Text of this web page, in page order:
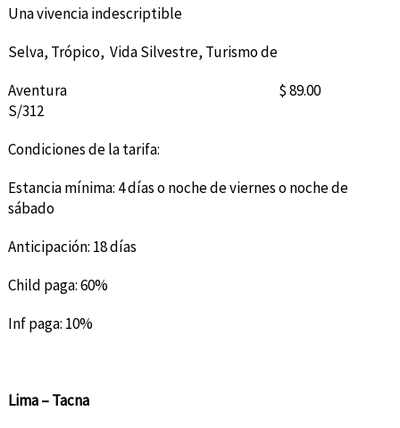
Una vivencia indescriptible
Selva, Trópico, Vida Silvestre, Turismo de
Aventura $ 89.00
S/312
Condiciones de la tarifa:
Estancia mínima: 4 días o noche de viernes o noche de
sábado
Anticipación: 18 días
Child paga: 60%
Inf paga: 10%
Lima – Tacna